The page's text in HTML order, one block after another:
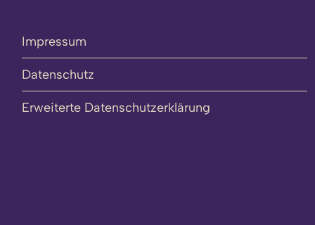
Impressum
Datenschutz
Erweiterte Datenschutzerklärung